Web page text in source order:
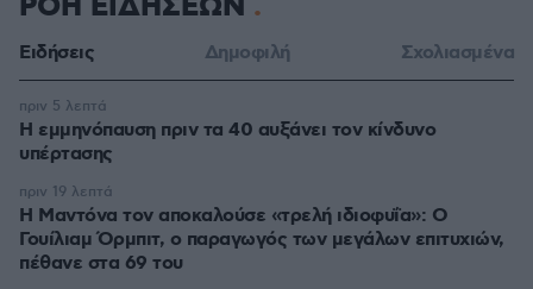
Ειδήσεις Δημοφιλή Σχολιασμένα
Η εμμηνόπαυση πριν τα 40 αυξάνει τον κίνδυνο
υπέρτασης
πριν 5 λεπτά
Η Μαντόνα τον αποκαλούσε «τρελή ιδιοφυΐα»: Ο
Γουίλιαμ Όρμπιτ, ο παραγωγός των μεγάλων επιτυχιών,
πέθανε στα 69 του
πριν 19 λεπτά